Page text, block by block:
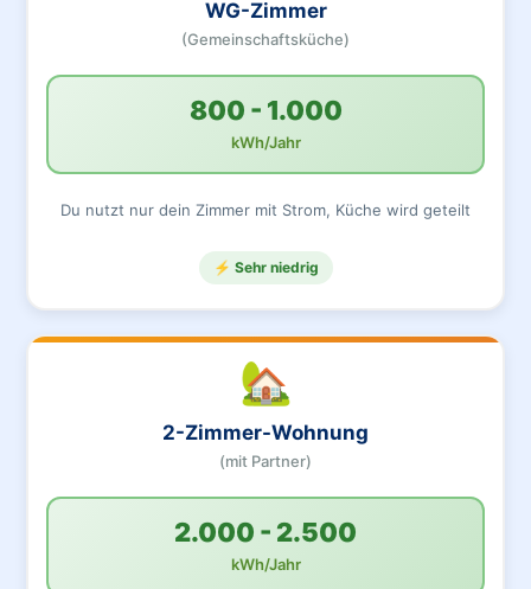
WG-Zimmer
(Gemeinschaftsküche)
800 - 1.000
kWh/Jahr
Du nutzt nur dein Zimmer mit Strom, Küche wird geteilt
⚡ Sehr niedrig
🏡
2-Zimmer-Wohnung
(mit Partner)
2.000 - 2.500
kWh/Jahr